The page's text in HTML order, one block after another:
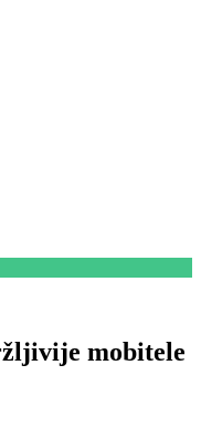
mobitele